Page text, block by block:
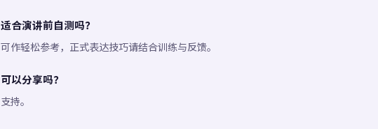
适合演讲前自测吗？
可作轻松参考，正式表达技巧请结合训练与反馈。
可以分享吗？
支持。